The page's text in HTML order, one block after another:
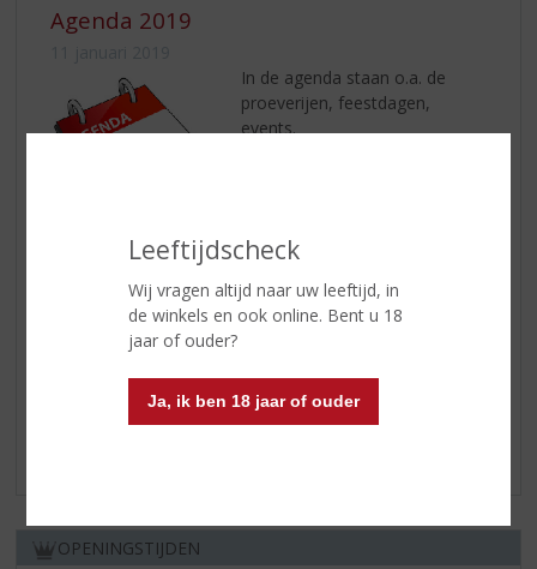
Leeftijdscheck
Wij vragen altijd naar uw leeftijd, in
de winkels en ook online. Bent u 18
jaar of ouder?
Ja, ik ben 18 jaar of ouder
Agenda 2019
In de agenda staan o.a. de
proeverijen, feestdagen,
events.
Shotje van de week "AUTODROPJE"
11 januari 2019
lees verder
OPENINGSTIJDEN